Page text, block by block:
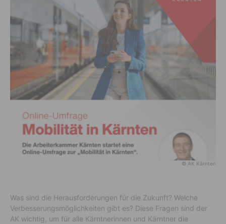
© AK Kärnten
Was sind die Herausforderungen für die Zukunft? Welche
Verbesserungsmöglichkeiten gibt es? Diese Fragen sind der
AK wichtig, um für alle Kärntnerinnen und Kärntner die